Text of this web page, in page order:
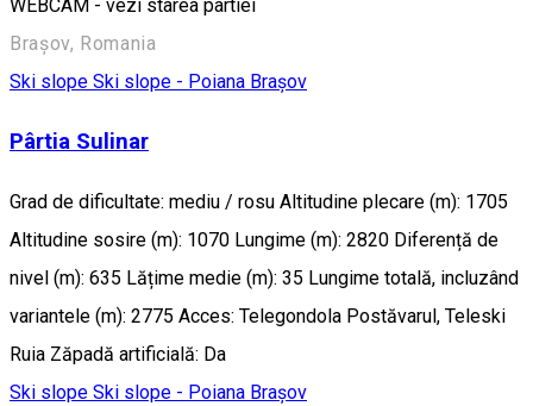
WEBCAM - vezi starea pârtiei
Brașov, Romania
Ski slope Ski slope - Poiana Brașov
Pârtia Sulinar
Grad de dificultate: mediu / rosu Altitudine plecare (m): 1705
Altitudine sosire (m): 1070 Lungime (m): 2820 Diferență de
nivel (m): 635 Lățime medie (m): 35 Lungime totală, incluzând
variantele (m): 2775 Acces: Telegondola Postăvarul, Teleski
Ruia Zăpadă artificială: Da
Ski slope Ski slope - Poiana Brașov